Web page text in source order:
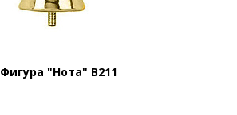
Фигура "Нота" B211